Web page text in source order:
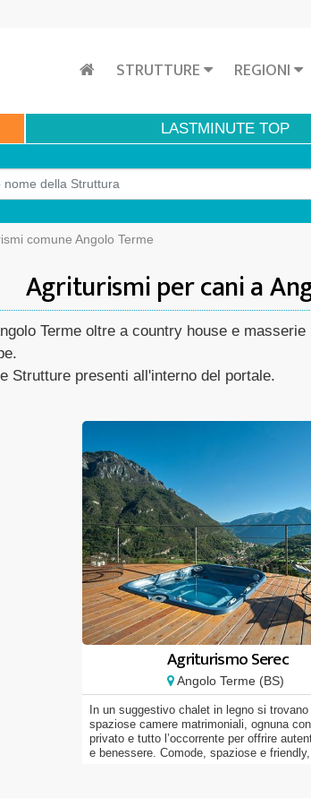
STRUTTURE REGIONI
LASTMINUTE TOP
comune Angolo Terme
Agriturismi per cani a
Terme oltre a country house e
Strutture presenti all'interno del portale.
Agriturismo Serec
Angolo Terme (BS)
In un suggestivo chalet in legno si trovano
spaziose camere matrimoniali, ognuna
privato e tutto l’occorrente per offrire
e benessere. Comode, spaziose e